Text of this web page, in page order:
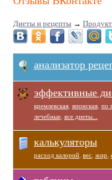
Диеты и рецепты→
анализатор
эффективные
кремлевская, японская, по
лечебные, все диеты...
калькуляторы
расход калорий, вес, жир